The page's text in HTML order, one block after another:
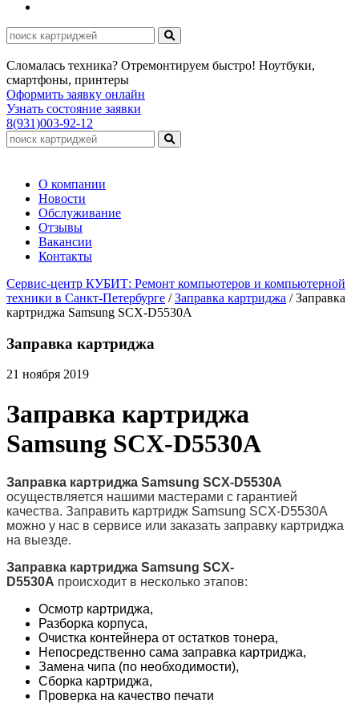
Сломалась техника? Отремонтируем быстро! Ноутбуки,
смартфоны, принтеры
Оформить заявку онлайн
Узнать состояние заявки
8(931)003-92-12
О компании
Новости
Обслуживание
Отзывы
Вакансии
Контакты
Сервис-центр КУБИТ: Ремонт компьютеров и компьютерной
техники в Санкт-Петербурге / Заправка картриджа / Заправка
картриджа Samsung SCX-D5530A
Заправка картриджа
21 ноября 2019
Заправка картриджа
Samsung SCX-D5530A
Заправка картриджа Samsung SCX-D5530A
осуществляется нашими мастерами с гарантией
качества. Заправить картридж Samsung SCX-D5530A
можно у нас в сервисе или заказать заправку картриджа
на выезде.
Заправка картриджа Samsung SCX-
D5530A происходит в несколько этапов:
Осмотр картриджа,
Разборка корпуса,
Очистка контейнера от остатков тонера,
Непосредственно сама заправка картриджа,
Замена чипа (по необходимости),
Сборка картриджа,
Проверка на качество печати